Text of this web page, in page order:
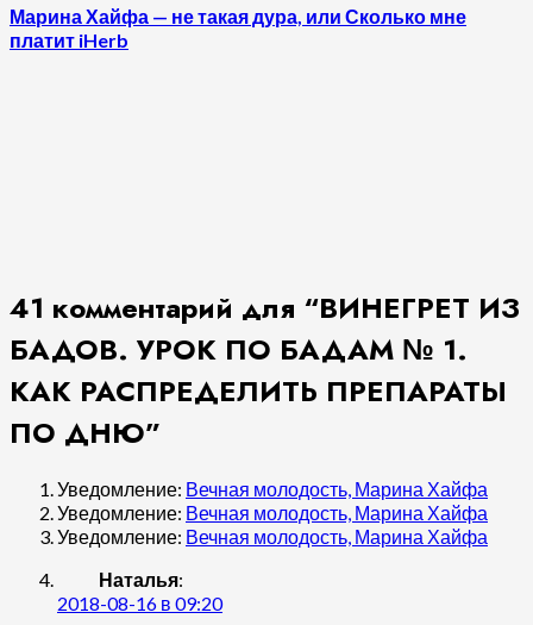
Марина Хайфа — не такая дура, или Сколько мне
платит iHerb
41 комментарий для “ВИНЕГРЕТ ИЗ
БАДОВ. УРОК ПО БАДАМ № 1.
КАК РАСПРЕДЕЛИТЬ ПРЕПАРАТЫ
ПО ДНЮ”
Уведомление: Вечная молодость, Марина Хайфа
Уведомление: Вечная молодость, Марина Хайфа
Уведомление: Вечная молодость, Марина Хайфа
Наталья:
2018-08-16 в 09:20